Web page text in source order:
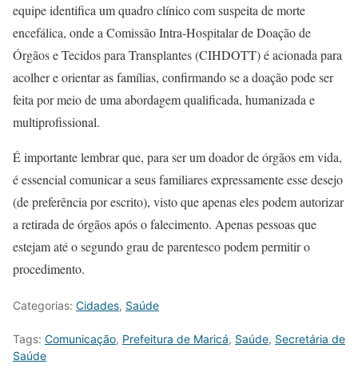
equipe identifica um quadro clínico com suspeita de morte
encefálica, onde a Comissão Intra-Hospitalar de Doação de
Órgãos e Tecidos para Transplantes (CIHDOTT) é acionada para
acolher e orientar as famílias, confirmando se a doação pode ser
feita por meio de uma abordagem qualificada, humanizada e
multiprofissional.
É importante lembrar que, para ser um doador de órgãos em vida,
é essencial comunicar a seus familiares expressamente esse desejo
(de preferência por escrito), visto que apenas eles podem autorizar
a retirada de órgãos após o falecimento. Apenas pessoas que
estejam até o segundo grau de parentesco podem permitir o
procedimento.
Categorias: Cidades, Saúde
Tags: Comunicação, Prefeitura de Maricá, Saúde, Secretária de
Saúde